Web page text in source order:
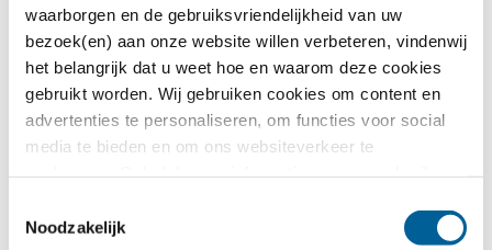
waarborgen en de gebruiksvriendelijkheid van uw
bezoek(en) aan onze website willen verbeteren, vindenwij
het belangrijk dat u weet hoe en waarom deze cookies
gebruikt worden. Wij gebruiken cookies om content en
advertenties te personaliseren, om functies voor social
media te bieden en om ons websiteverkeer te
adverteren en analyse. Deze partners kunnen deze
Noodzakelijk
laatste dag van de Spelen.
Daarnaast staat er nog een aparte staking van
luchtverkeersleiders gepland op 7 maart. Of die
daadwerkelijk doorgaat, is nog niet zeker.
Vlieg je rond 26 februari naar of via Italië? Houd dan